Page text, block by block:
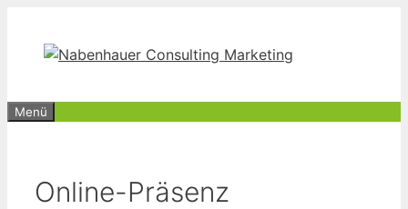
springen
Menü
Online-Präsenz